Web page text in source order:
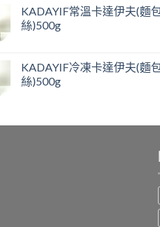
KADAYIF常溫卡達伊夫(麵
絲)500g
KADAYIF冷凍卡達伊夫(麵
絲)500g